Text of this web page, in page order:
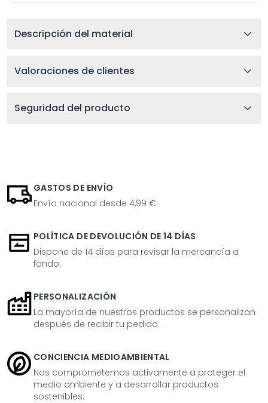
Descripción del material
Valoraciones de clientes
Seguridad del producto
GASTOS DE ENVÍO
Envío nacional desde 4,99 €.
POLÍTICA DE DEVOLUCIÓN DE 14 DÍAS
Dispone de 14 días para revisar la mercancía a
fondo.
PERSONALIZACIÓN
La mayoría de nuestros productos se personalizan
después de recibir tu pedido.
CONCIENCIA MEDIOAMBIENTAL
Nos comprometemos activamente a proteger el
medio ambiente y a desarrollar productos
sostenibles.